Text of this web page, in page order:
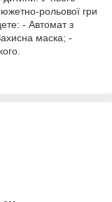
рольової гри
- Автомат з
маска; -